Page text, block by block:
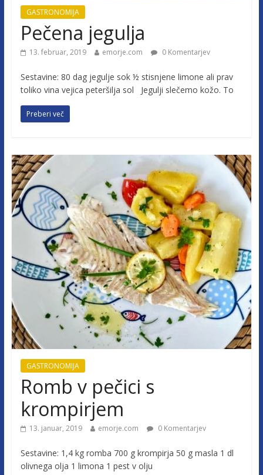
GASTRONOMIJA
Pečena jegulja
13. februar, 2019 emorje.com 0 Komentarjev
Sestavine: 80 dag jegulje sok ½ stisnjene limone ali prav
toliko vina vejica peteršilja sol Jegulji slečemo kožo. To
Preberi več
GASTRONOMIJA
Romb v pečici s
krompirjem
13. januar, 2019 emorje.com 0 Komentarjev
Sestavine: 1,4 kg romba 700 g krompirja 50 g masla 1 dl
olivnega olja 1 limona 1 pest v olju